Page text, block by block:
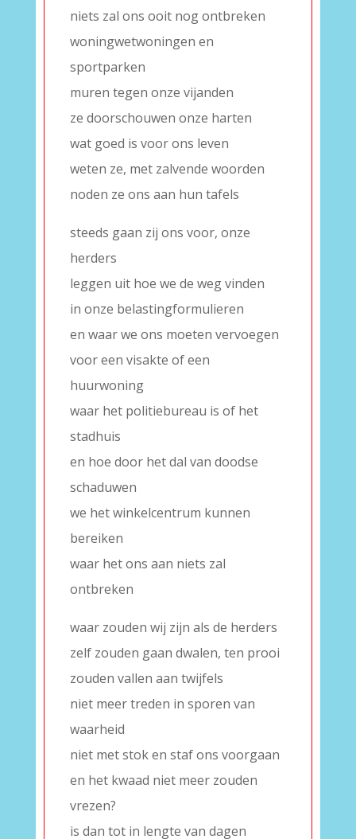
niets zal ons ooit nog ontbreken
woningwetwoningen en
sportparken
muren tegen onze vijanden
ze doorschouwen onze harten
wat goed is voor ons leven
weten ze, met zalvende woorden
noden ze ons aan hun tafels
steeds gaan zij ons voor, onze
herders
leggen uit hoe we de weg vinden
in onze belastingformulieren
en waar we ons moeten vervoegen
voor een visakte of een
huurwoning
waar het politiebureau is of het
stadhuis
en hoe door het dal van doodse
schaduwen
we het winkelcentrum kunnen
bereiken
waar het ons aan niets zal
ontbreken
waar zouden wij zijn als de herders
zelf zouden gaan dwalen, ten prooi
zouden vallen aan twijfels
niet meer treden in sporen van
waarheid
niet met stok en staf ons voorgaan
en het kwaad niet meer zouden
vrezen?
is dan tot in lengte van dagen